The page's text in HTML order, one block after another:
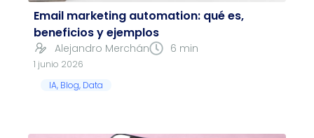
Email marketing automation: qué es,
beneficios y ejemplos
Alejandro Merchán 6 min
1 junio 2026
IA, Blog, Data